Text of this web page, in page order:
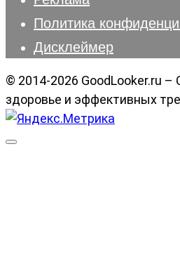
Политика
Дисклеймер
© 2014-2026 GoodLooker.ru –
здоровье и эффективных